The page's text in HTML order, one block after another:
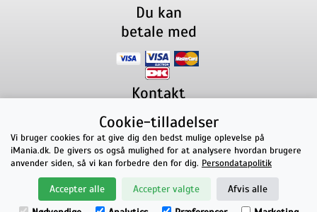
Du kan
betale med
Kontakt
Lillevorde Kær 29280 Storvorde
CVR nummer: 33182805 | E-mail: kontakt@imania.dk
Telefon:+45 23618990
Topkarakter hos kunderne!
på Facebook
Cookie-tilladelser
Vi bruger cookies for at give dig den bedst mulige oplevelse på
iMania.dk. De givers os også mulighed for at analysere hvordan brugere
anvender siden, så vi kan forbedre den for dig. Persondatapolitik
Accepter alle Accepter valgte
Afvis alle